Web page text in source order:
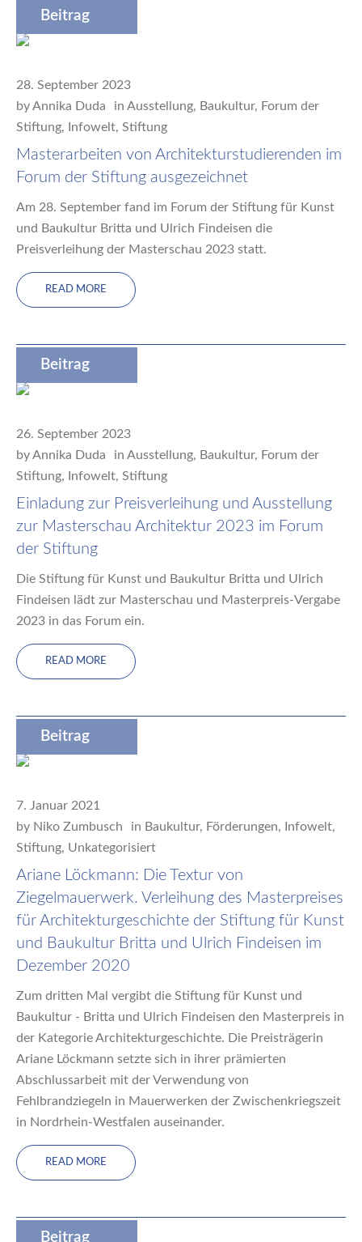
Beitrag
28. September 2023
byAnnika Duda in Ausstellung, Baukultur, Forum der
Stiftung, Infowelt, Stiftung
Masterarbeiten von Architekturstudierenden im
Forum der Stiftung ausgezeichnet
Am 28. September fand im Forum der Stiftung für Kunst
und Baukultur Britta und Ulrich Findeisen die
Preisverleihung der Masterschau 2023 statt.
READ MORE
Beitrag
26. September 2023
byAnnika Duda in Ausstellung, Baukultur, Forum der
Stiftung, Infowelt, Stiftung
Einladung zur Preisverleihung und Ausstellung
zur Masterschau Architektur 2023 im Forum
der Stiftung
Die Stiftung für Kunst und Baukultur Britta und Ulrich
Findeisen lädt zur Masterschau und Masterpreis-Vergabe
2023 in das Forum ein.
READ MORE
Beitrag
7. Januar 2021
by Niko Zumbusch in Baukultur, Förderungen, Infowelt,
Stiftung, Unkategorisiert
Ariane Löckmann: Die Textur von
Ziegelmauerwerk. Verleihung des Masterpreises
für Architekturgeschichte der Stiftung für Kunst
und Baukultur Britta und Ulrich Findeisen im
Dezember 2020
Zum dritten Mal vergibt die Stiftung für Kunst und
Baukultur - Britta und Ulrich Findeisen den Masterpreis in
der Kategorie Architekturgeschichte. Die Preisträgerin
Ariane Löckmann setzte sich in ihrer prämierten
Abschlussarbeit mit der Verwendung von
Fehlbrandziegeln in Mauerwerken der Zwischenkriegszeit
in Nordrhein-Westfalen auseinander.
READ MORE
Beitrag